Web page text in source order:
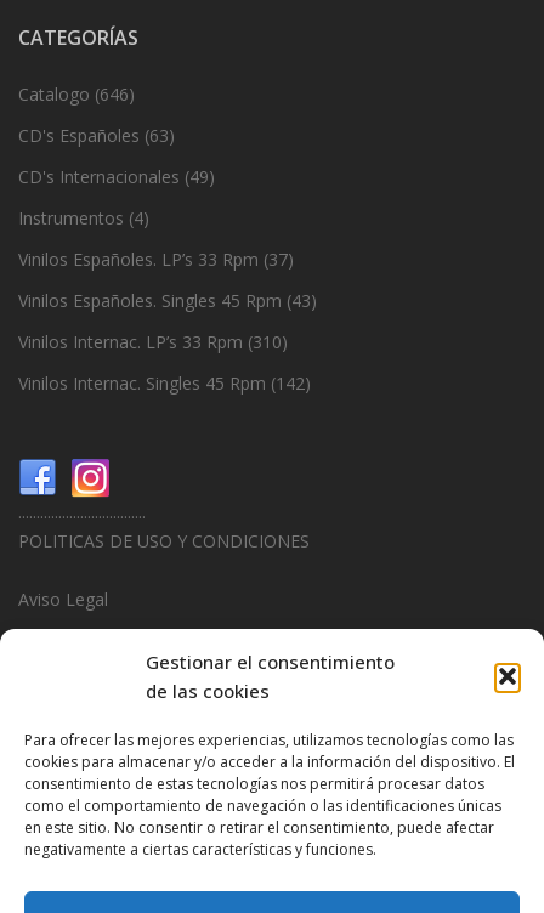
Gestionar el consentimiento
de las cookies
Para ofrecer las mejores experiencias, utilizamos tecnologías como las
cookies para almacenar y/o acceder a la información del dispositivo. El
consentimiento de estas tecnologías nos permitirá procesar datos
como el comportamiento de navegación o las identificaciones únicas
en este sitio. No consentir o retirar el consentimiento, puede afectar
negativamente a ciertas características y funciones.
CATEGORÍAS
Catalogo (646)
CD's Españoles (63)
CD's Internacionales (49)
Instrumentos (4)
Vinilos Españoles. LP’s 33 Rpm (37)
Vinilos Españoles. Singles 45 Rpm (43)
Vinilos Internac. LP’s 33 Rpm (310)
Vinilos Internac. Singles 45 Rpm (142)
...................................
POLITICAS DE USO Y CONDICIONES
Aviso Legal
Politica de Privacidad
...................................
Design & Promotions ByHitred.com